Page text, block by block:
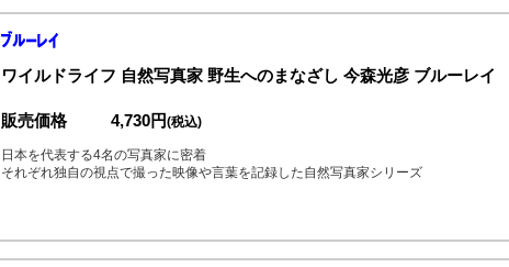
ワイルドライフ 自然写真家 野生へのまなざし 今森光彦 ブルーレイ
販売価格 4,730円(税込)
日本を代表する4名の写真家に密着
それぞれ独自の視点で撮った映像や言葉を記録した自然写真家シリーズ